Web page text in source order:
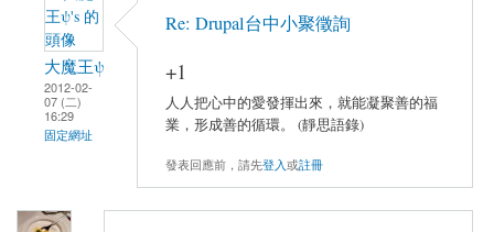
大魔王ψ
2012-02-
07 (二)
16:29
固定網址
Re: Drupal台中小聚徵詢
+1
人人把心中的愛發揮出來，就能凝聚善的福
業，形成善的循環。 (靜思語錄)
發表回應前，請先登入或註冊